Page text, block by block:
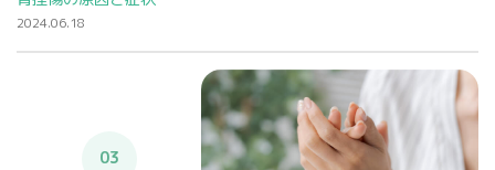
2024.06.18
03